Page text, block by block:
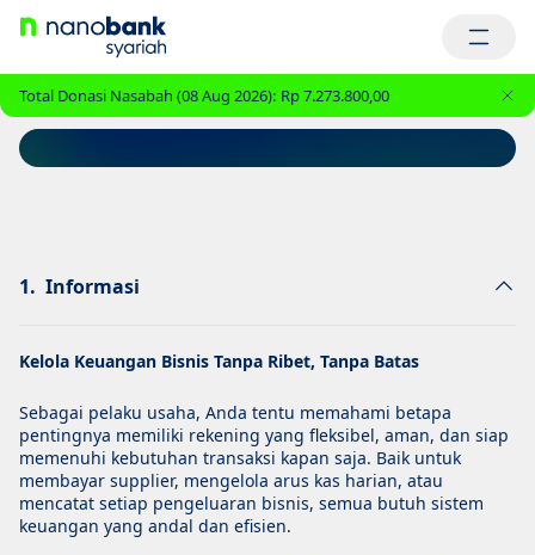
Total Donasi Nasabah (08 Aug 2026): Rp 7.273.800,00
Aira iB
1. Informasi
Kelola Keuangan Bisnis Tanpa Ribet, Tanpa Batas
Sebagai pelaku usaha, Anda tentu memahami betapa
pentingnya memiliki rekening yang fleksibel, aman, dan siap
memenuhi kebutuhan transaksi kapan saja. Baik untuk
membayar supplier, mengelola arus kas harian, atau
mencatat setiap pengeluaran bisnis, semua butuh sistem
keuangan yang andal dan efisien.